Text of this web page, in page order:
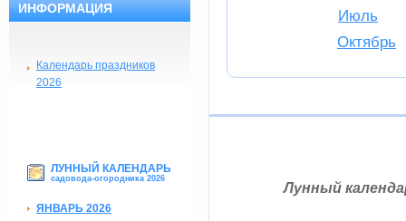
ИНФОРМАЦИЯ
Календарь праздников
2026
ЛУННЫЙ КАЛЕНДАРЬ
садовода-огородника 2026
ЯНВАРЬ 2026
Июль
Октябрь
Лунный